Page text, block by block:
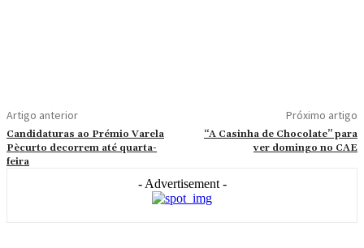
Artigo anterior
Candidaturas ao Prémio Varela
Pècurto decorrem até quarta-
feira
Próximo artigo
“A Casinha de Chocolate” para
ver domingo no CAE
- Advertisement -